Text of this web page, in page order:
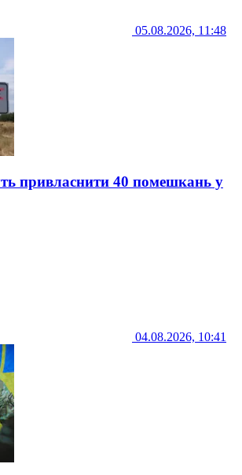
05.08.2026, 11:48
привласнити 40 помешкань у
04.08.2026, 10:41